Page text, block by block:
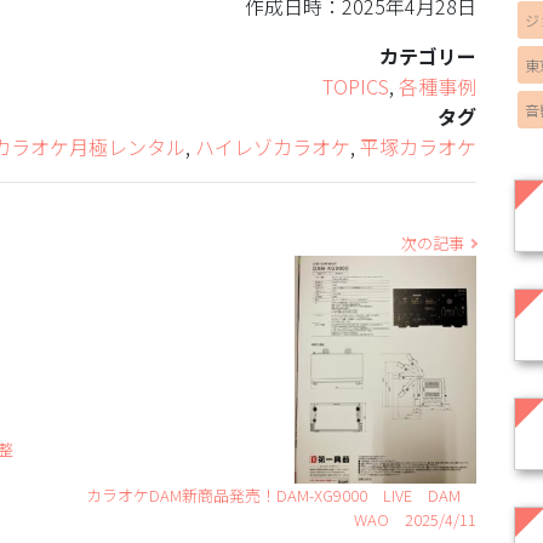
作成日時：2025年4月28日
カテゴリー
TOPICS,各種事例
タグ
ラオケ月極レンタル, ハイレゾカラオケ,平塚カラオケ
次の記事
カラオケDAM新商品発売！DAM-XG9000 LIVE DAM
WAO 2025/4/11